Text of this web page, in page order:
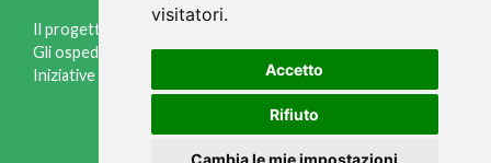
visitatori.
Accetto
Rifiuto
Cambia le mie impostazioni
Il progetto
Gli ospedali
Iniziative
Informativa cookies
Gestisci cookies
Credits